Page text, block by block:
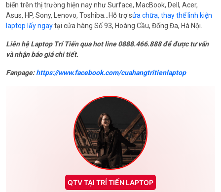
biến trên thị trường hiện nay như Surface, MacBook, Dell, Acer,
Asus, HP, Sony, Lenovo, Toshiba…Hỗ trợ sửa chữa, thay thế linh kiện
laptop lấy ngaytại cửa hàng Số 93, Hoàng Cầu, Đống Đa, Hà Nội.
Liên hệ Laptop Trí Tiến qua hot line 0888.466.888 để được tư vấn
và nhận báo giá chi tiết.
Fanpage:https://www.facebook.com/cuahangtritienlaptop
QTV TẠI TRÍ TIẾN LAPTOP